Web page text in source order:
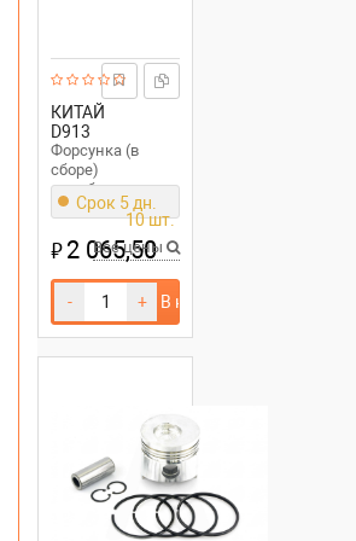
КИТАЙ
D913
Форсунка (в
сборе)
мотоблока
190N195N
(1215Hp) (ZUBR)
(mod: A)
Срок 5 дн.
10 шт.
₽2 065,50
Все цены
- + В корзину